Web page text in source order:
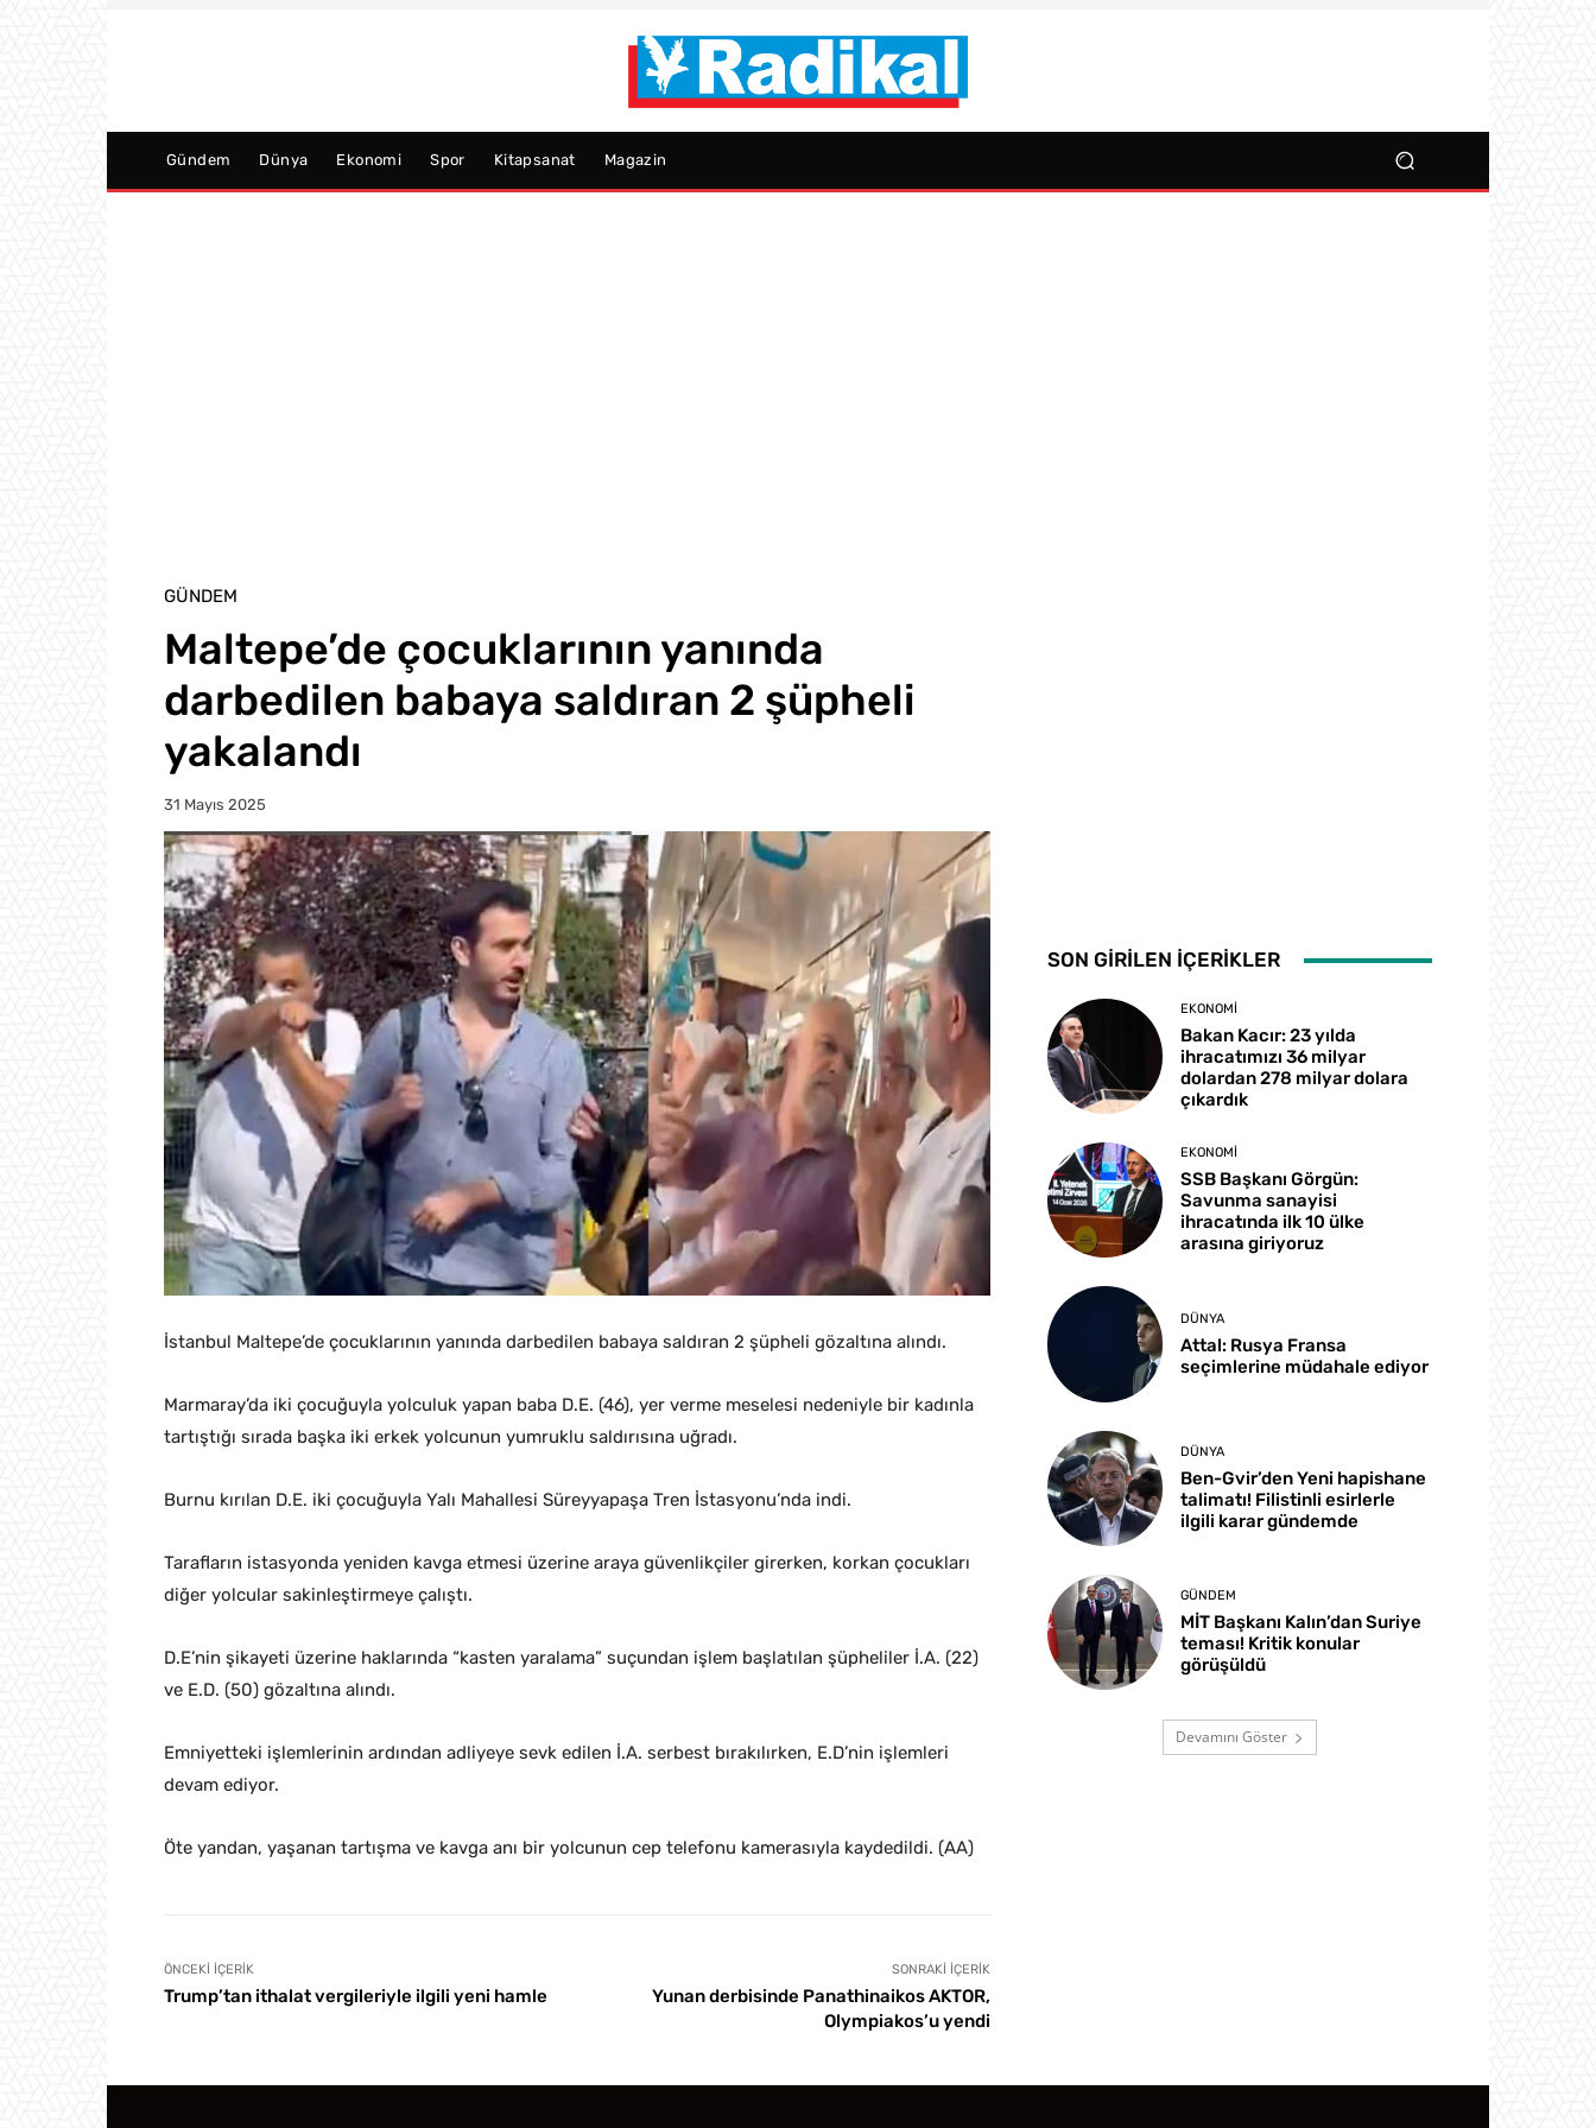
Gündem Dünya Ekonomi Spor Kitapsanat Magazin
GÜNDEM
Maltepe’de çocuklarının yanında
darbedilen babaya saldıran 2 şüpheli
yakalandı
31 Mayıs 2025
İstanbul Maltepe’de çocuklarının yanında darbedilen babaya saldıran 2 şüpheli gözaltına alındı.
Marmaray’da iki çocuğuyla yolculuk yapan baba D.E. (46), yer verme meselesi nedeniyle bir kadınla
tartıştığı sırada başka iki erkek yolcunun yumruklu saldırısına uğradı.
Burnu kırılan D.E. iki çocuğuyla Yalı Mahallesi Süreyyapaşa Tren İstasyonu’nda indi.
Tarafların istasyonda yeniden kavga etmesi üzerine araya güvenlikçiler girerken, korkan çocukları
diğer yolcular sakinleştirmeye çalıştı.
D.E’nin şikayeti üzerine haklarında “kasten yaralama” suçundan işlem başlatılan şüpheliler İ.A. (22)
ve E.D. (50) gözaltına alındı.
Emniyetteki işlemlerinin ardından adliyeye sevk edilen İ.A. serbest bırakılırken, E.D’nin işlemleri
devam ediyor.
Öte yandan, yaşanan tartışma ve kavga anı bir yolcunun cep telefonu kamerasıyla kaydedildi. (AA)
ÖNCEKI İÇERIK
Trump’tan ithalat vergileriyle ilgili yeni hamle
SONRAKI İÇERIK
Yunan derbisinde Panathinaikos AKTOR,
Olympiakos’u yendi
SON GİRİLEN İÇERİKLER
EKONOMI
Bakan Kacır: 23 yılda
ihracatımızı 36 milyar
dolardan 278 milyar dolara
çıkardık
EKONOMI
SSB Başkanı Görgün:
Savunma sanayisi
ihracatında ilk 10 ülke
arasına giriyoruz
DÜNYA
Attal: Rusya Fransa
seçimlerine müdahale ediyor
DÜNYA
Ben-Gvir’den Yeni hapishane
talimatı! Filistinli esirlerle
ilgili karar gündemde
GÜNDEM
MİT Başkanı Kalın’dan Suriye
teması! Kritik konular
görüşüldü
Devamını Göster